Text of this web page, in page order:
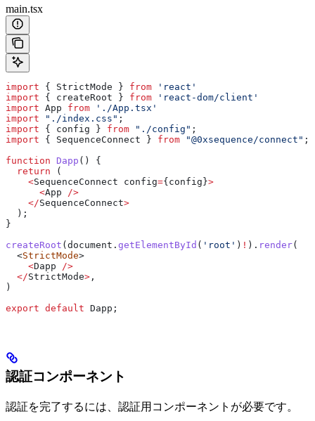
main.tsx
import { StrictMode } from 'react'
import { createRoot } from 'react-dom/client'
import App from './App.tsx'
import "./index.css" ;
import { config } from "./config" ;
import { SequenceConnect } from "@0xsequence/connect" ;
function Dapp () {
  return
(
    <
SequenceConnect config={ config }>
      <
App />
    </
SequenceConnect>
  );
}
createRoot ( document . getElementById ( 'root' ) ! ). render(
  <
StrictMode>
    <
Dapp />
  </
StrictMode> ,
)
export default Dapp ;
認証コンポーネント
認証を完了するには、認証用コンポーネントが必要です。